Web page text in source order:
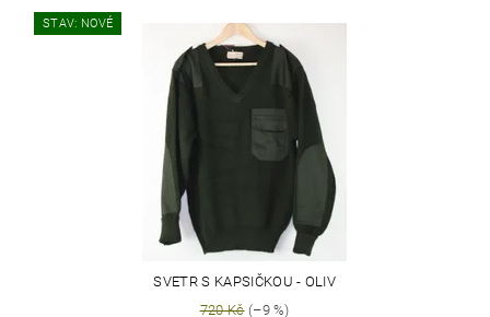
STAV: NOVÉ
SVETR S KAPSIČKOU - OLIV
720 Kč(–9 %)